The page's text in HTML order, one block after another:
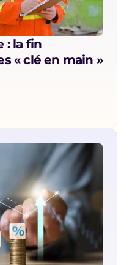
: la fin
« clé en main »